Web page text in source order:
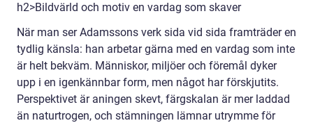
h2>Bildvärld och motiv en vardag som skaver
När man ser Adamssons verk sida vid sida framträder en
tydlig känsla: han arbetar gärna med en vardag som inte
är helt bekväm. Människor, miljöer och föremål dyker
upp i en igenkännbar form, men något har förskjutits.
Perspektivet är aningen skevt, färgskalan är mer laddad
än naturtrogen, och stämningen lämnar utrymme för